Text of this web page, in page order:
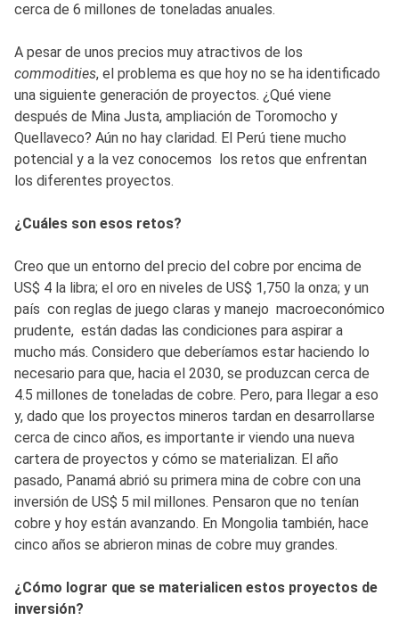
cerca de 6 millones de toneladas anuales.
A pesar de unos precios muy atractivos de los
commodities, el problema es que hoy no se ha identificado
una siguiente generación de proyectos. ¿Qué viene
después de Mina Justa, ampliación de Toromocho y
Quellaveco? Aún no hay claridad. El Perú tiene mucho
potencial y a la vez conocemos los retos que enfrentan
los diferentes proyectos.
¿Cuáles son esos retos?
Creo que un entorno del precio del cobre por encima de
US$ 4 la libra; el oro en niveles de US$ 1,750 la onza; y un
país con reglas de juego claras y manejo macroeconómico
prudente, están dadas las condiciones para aspirar a
mucho más. Considero que deberíamos estar haciendo lo
necesario para que, hacia el 2030, se produzcan cerca de
4.5 millones de toneladas de cobre. Pero, para llegar a eso
y, dado que los proyectos mineros tardan en desarrollarse
cerca de cinco años, es importante ir viendo una nueva
cartera de proyectos y cómo se materializan. El año
pasado, Panamá abrió su primera mina de cobre con una
inversión de US$ 5 mil millones. Pensaron que no tenían
cobre y hoy están avanzando. En Mongolia también, hace
cinco años se abrieron minas de cobre muy grandes.
¿Cómo lograr que se materialicen estos proyectos de
inversión?